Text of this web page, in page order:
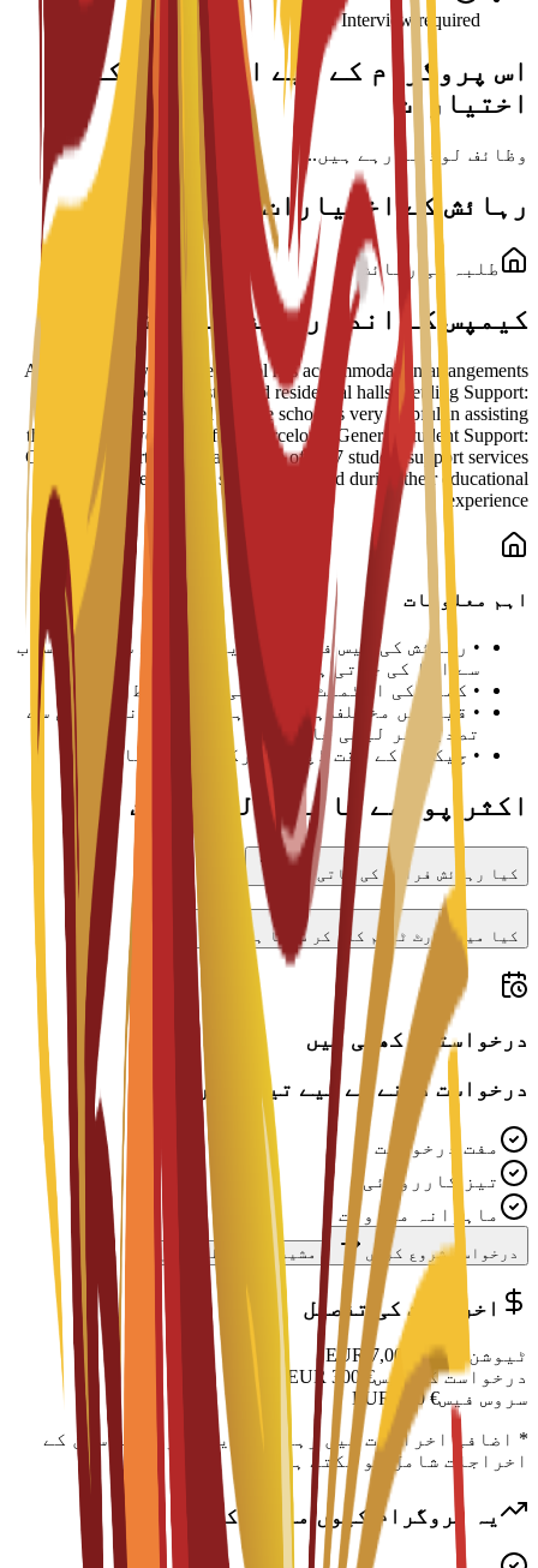
Interview required
اس پروگرام کے لیے اسکالرشپ کے
اختیارات
وظائف لوڈ ہو رہے ہیں...
رہائش کے اختیارات
طلبہ کی رہائش
کیمپس کے اندر رہائش کے اختیارات
Arrangement Types: The school has accommodation arrangements
with a number of hostels and residential halls. Settling Support:
Students have reported that the school is very helpful in assisting
them to settle well into life in Barcelona. General Student Support:
Guidance is part of a broader suite of 24/7 student support services
designed to help students succeed during their educational
experience.
اہم معلومات
• رہائش کی فیس فی سمسٹر یا تعلیمی سال کے حساب
سے ادا کی جاتی ہے
• کمرے کی الاٹمنٹ دستیابی سے مشروط ہے
• قیمتیں مختلف ہو سکتی ہیں اور یونیورسٹی سے
تصدیق کر لینی چاہیے
• چیک اِن کے وقت ڈپازٹ درکار ہو سکتا ہے
اکثر پوچھے جانے والے سوالات
کیا رہائش فراہم کی جاتی ہے؟
کیا میں پارٹ ٹائم کام کر سکتا ہوں؟
درخواستیں کھلی ہیں
درخواست دینے کے لیے تیار ہیں؟
مفت درخواست
تیز کارروائی
ماہرانہ معاونت
درخواست شروع کریں مشیر سے رابطہ کریں
اخراجات کی تفصیل
ٹیوشن فیس€
7,000
درخواست کی فیس€
300
سروس فیس€
150
* اضافی اخراجات میں رہائش، ویزا اور رہن سہن کے
اخراجات شامل ہو سکتے ہیں
یہ پروگرام کیوں منتخب کریں؟